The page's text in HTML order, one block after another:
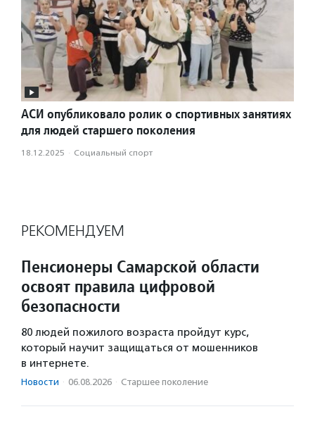
АСИ опубликовало ролик о спортивных занятиях
для людей старшего поколения
18.12.2025 · Социальный спорт
РЕКОМЕНДУЕМ
Пенсионеры Самарской области
освоят правила цифровой
безопасности
80 людей пожилого возраста пройдут курс,
который научит защищаться от мошенников
в интернете.
Новости · 06.08.2026 · Старшее поколение